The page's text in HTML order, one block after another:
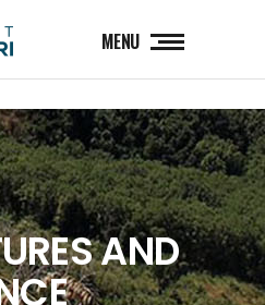
MENU
AND